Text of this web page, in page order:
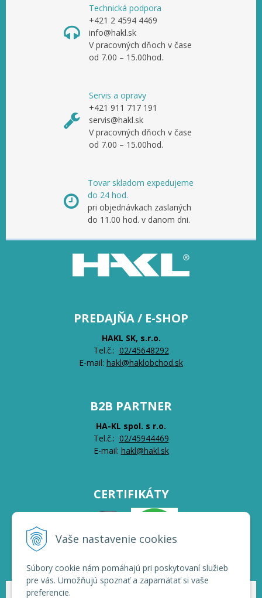
Vaše nastavenie cookies
Súbory cookie nám pomáhajú pri poskytovaní služieb
pre vás. Umožňujú spoznať a zapamätať si vaše
preferencie.
Technická podpora
+421 2 4594 4469
info@hakl.sk
V pracovných dňoch v čase
od 7.00 – 15.00hod.
Servis a opravy
+421 911 717 191
servis@hakl.sk
V pracovných dňoch v čase
od 7.00 – 15.00hod.
Tovar skladom expedujeme
do 24 hod.
pri objednávkach zaslaných
do 11.00 hod. v danom dni.
PREDAJŇA / E-SHOP
HAKL SK, s.r.o.
Tel.č.: 02/45648292
E-mail: hakl@haklobchod.sk
B2B PARTNER
HA-KL spol. s r.o.
Tel.č.: 02/45944469
E-mail: hakl@hakl.sk
CERTIFIKÁTY
© 2026 HAKL | Veľkoobchod •